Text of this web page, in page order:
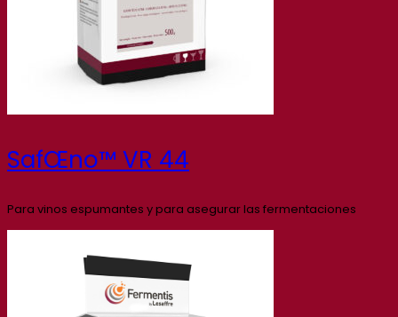
SafŒno™ VR 44
Para vinos espumantes y para asegurar las fermentaciones